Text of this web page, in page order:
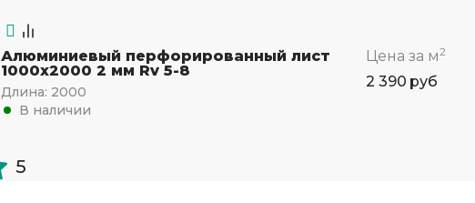
Алюминиевый перфорированный лист
1000х2000 2 мм Rv 5-8
Длина: 2000
В наличии
Цена за м2
2 390 руб
5